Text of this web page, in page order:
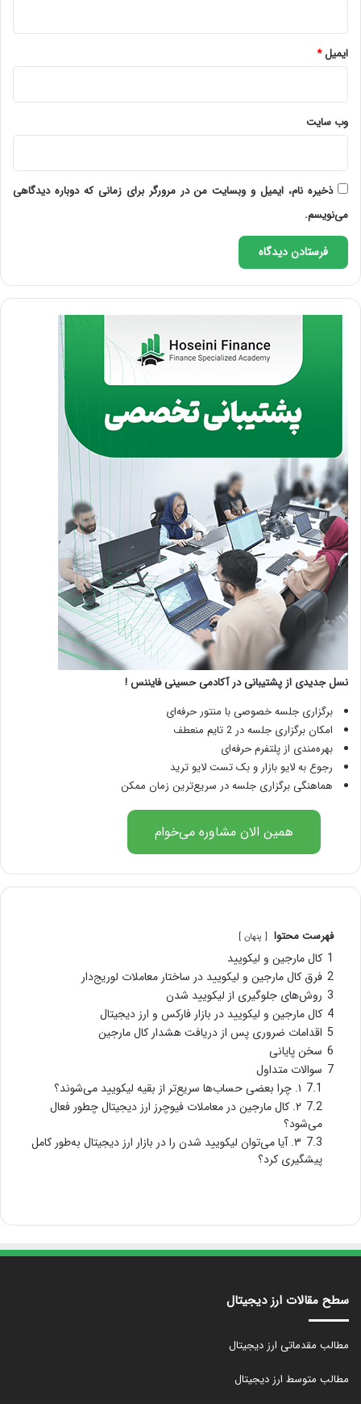
ایمیل*
وب‌ سایت
ذخیره نام، ایمیل و وبسایت من در مرورگر برای زمانی که دوباره دیدگاهی
می‌نویسم.
نسل جدیدی از پشتیبانی در آکادمی حسینی فایننس !
برگزاری جلسه خصوصی با منتور حرفه‌ای
امکان برگزاری جلسه در 2 تایم منعطف
بهره‌مندی از پلتفرم حرفه‌ای
رجوع به لایو بازار و بک تست لایو ترید
هماهنگی برگزاری جلسه در سریع‌ترین زمان ممکن
همین الان مشاوره می‌خوام
فهرست محتوا پنهان
1 کال مارجین و لیکویید
2 فرق کال مارجین و لیکویید در ساختار معاملات لوریج‌دار
3 روش‌های جلوگیری از لیکویید شدن
4 کال مارجین و لیکویید در بازار فارکس و ارز دیجیتال
5 اقدامات ضروری پس از دریافت هشدار کال مارجین
6 سخن پایانی
7 سوالات متداول
7.1 ۱. چرا بعضی حساب‌ها سریع‌تر از بقیه لیکویید می‌شوند؟
7.2
۲. کال مارجین در معاملات فیوچرز ارز دیجیتال چطور فعال
می‌شود؟
7.3
۳. آیا می‌توان لیکویید شدن را در بازار ارز دیجیتال به‌طور کامل
پیشگیری کرد؟
سطح مقالات ارز دیجیتال
مطالب مقدماتی ارز دیجیتال
مطالب متوسط ارز دیجیتال